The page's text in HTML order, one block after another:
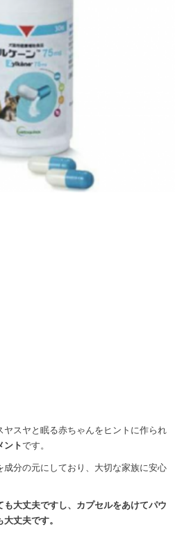
ヤスヤと眠る赤ちゃんをヒントに作られ
ントです。
成分の元にしており、大切な家族に安心
大丈夫ですし、カプセルをあけてパウ
丈夫です。